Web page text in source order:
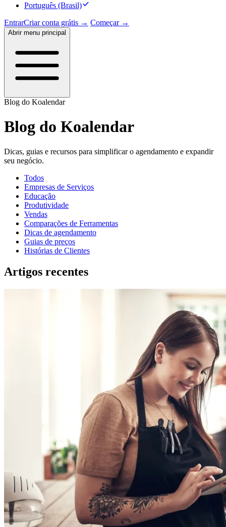
Português (Brasil)
EntrarCriar conta grátis → Começar →
Abrir menu principal
Blog do Koalendar
Blog do Koalendar
Dicas, guias e recursos para simplificar o agendamento e expandir
seu negócio.
Todos
Empresas de Serviços
Educação
Produtividade
Vendas
Comparações de Ferramentas
Dicas de agendamento
Guias de preços
Histórias de Clientes
Artigos recentes